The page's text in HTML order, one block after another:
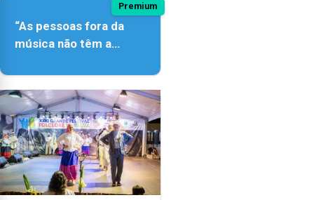
Premium
“As pessoas fora da
música não têm a
produzir uma música”